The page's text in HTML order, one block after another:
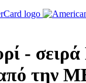
-
την